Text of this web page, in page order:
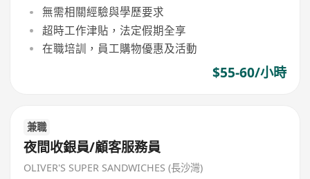
無需相關經驗與學歷要求
超時工作津貼，法定假期全享
在職培訓，員工購物優惠及活動
$55-60/小時
兼職
夜間收銀員/顧客服務員
OLIVER'S SUPER SANDWICHES (長沙灣)